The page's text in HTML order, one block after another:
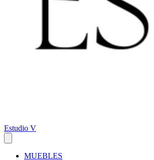
Estudio V
MUEBLES